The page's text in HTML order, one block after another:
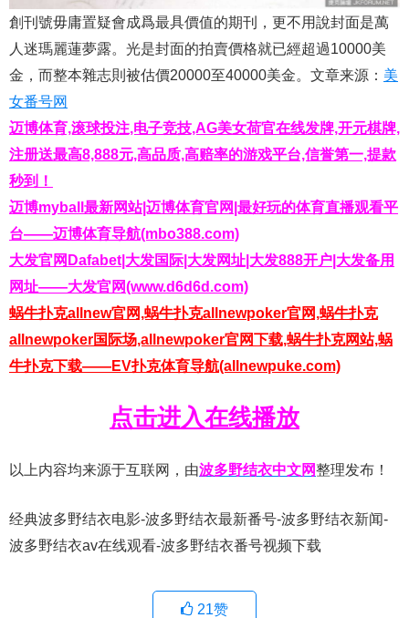
創刊號毋庸置疑會成爲最具價值的期刊，更不用說封面是萬
人迷瑪麗蓮夢露。光是封面的拍賣價格就已經超過10000美
金，而整本雜志則被估價20000至40000美金。文章来源： 美
女番号网
迈博体育,滚球投注,电子竞技,AG美女荷官在线发牌,开元棋牌,
注册送最高8,888元,高品质,高赔率的游戏平台,信誉第一,提款
秒到！
迈博myball最新网站|迈博体育官网|最好玩的体育直播观看平
台——迈博体育导航(mbo388.com)
大发官网Dafabet|大发国际|大发网址|大发888开户|大发备用
网址——大发官网(www.d6d6d.com)
蜗牛扑克allnew官网,蜗牛扑克allnewpoker官网,蜗牛扑克
allnewpoker国际场,allnewpoker官网下载,蜗牛扑克网站,蜗
牛扑克下载——EV扑克体育导航(allnewpuke.com)
点击进入在线播放
以上内容均来源于互联网，由波多野结衣中文网整理发布！
经典波多野结衣电影-波多野结衣最新番号-波多野结衣新闻-
波多野结衣av在线观看-波多野结衣番号视频下载
21赞